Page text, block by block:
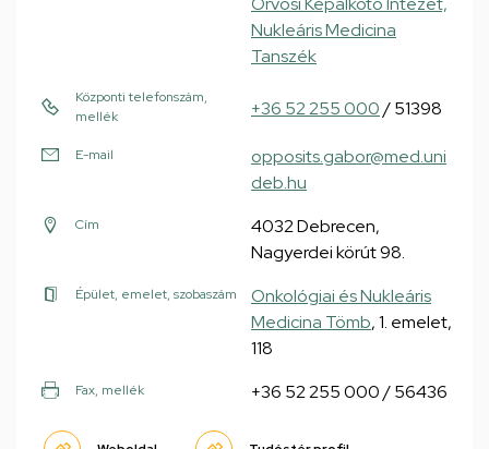
Nukleáris Medicina
Tanszék
Központi telefonszám,
mellék
+36 52 255 000/ 51398
E-mail
opposits.gabor@med.uni
deb.hu
Cím
4032 Debrecen,
Nagyerdei körút 98.
Épület, emelet, szobaszám
Onkológiai és Nukleáris
Medicina Tömb, 1. emelet,
118
Fax, mellék +36 52 255 000 / 56436